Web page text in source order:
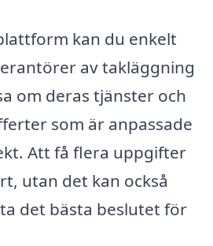
kan du enkelt
av takläggning
om deras tjänster och
som är anpassade
Att få flera uppgifter
utan det kan också
det bästa beslutet för